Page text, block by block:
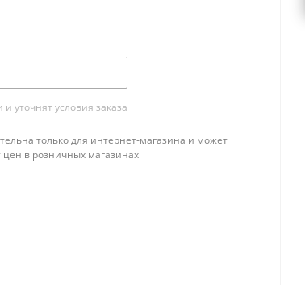
уточнят условия заказа
только для интернет-магазина и может
цен в розничных магазинах